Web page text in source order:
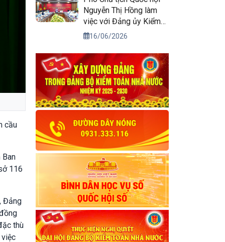
cầu
Ban
116
Đảng
thù
việc
Nguyễn Thị Hồng làm
việc với Đảng ủy Kiểm
toán nhà nước
16/06/2026